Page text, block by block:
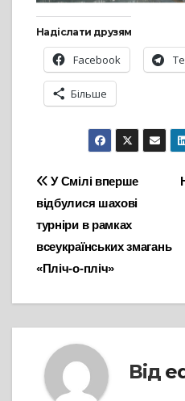
Надіслати друзям
Facebook
Більше
Навігація
записів
У Смілі вперше
відбулися шахові
турніри в рамках
всеукраїнських змагань
«Пліч-о-пліч»
Від